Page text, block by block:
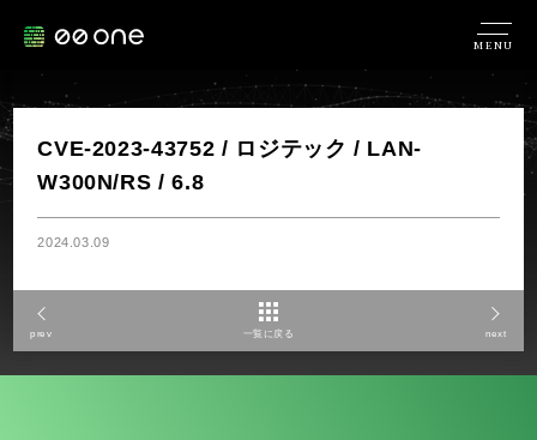
MENU
CVE-2023-43752 / ロジテック / LAN-
W300N/RS / 6.8
2024.03.09
prev 一覧に戻る next